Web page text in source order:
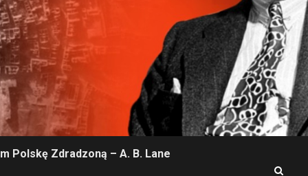
Polskę Zdradzoną – A. B. Lane